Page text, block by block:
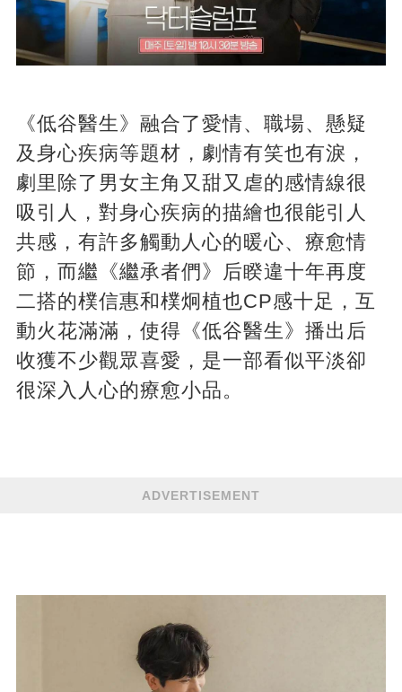
《低谷醫生》融合了愛情、職場、懸疑
及身心疾病等題材，劇情有笑也有淚，
劇里除了男女主角又甜又虐的感情線很
吸引人，對身心疾病的描繪也很能引人
共感，有許多觸動人心的暖心、療愈情
節，而繼《繼承者們》后睽違十年再度
二搭的樸信惠和樸炯植也CP感十足，互
動火花滿滿，使得《低谷醫生》播出后
收獲不少觀眾喜愛，是一部看似平淡卻
很深入人心的療愈小品。
ADVERTISEMENT